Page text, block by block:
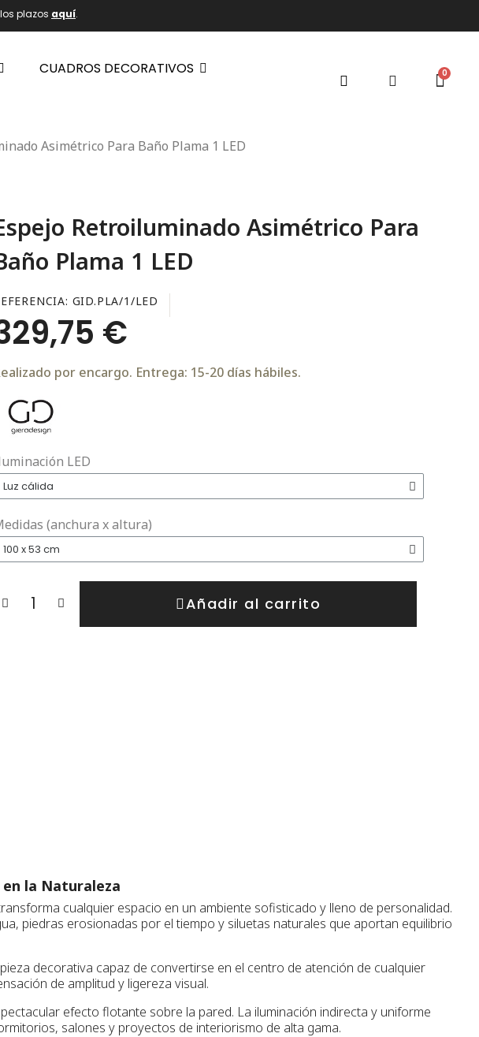
plazos aquí.
CUADROS DECORATIVOS
Asimétrico Para Baño Plama 1 LED
Retroiluminado Asimétrico Para
Plama 1 LED
GID.PLA/1/LED
€
por encargo. Entrega: 15-20 días hábiles.
LED
(anchura x altura)
Añadir al carrito
la Naturaleza
cualquier espacio en un ambiente sofisticado y lleno de personalidad.
piedras erosionadas por el tiempo y siluetas naturales que aportan equilibrio
decorativa capaz de convertirse en el centro de atención de cualquier
de amplitud y ligereza visual.
efecto flotante sobre la pared. La iluminación indirecta y uniforme
salones y proyectos de interiorismo de alta gama.